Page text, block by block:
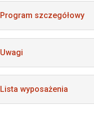
Program szczegółowy
Uwagi
Lista wyposażenia